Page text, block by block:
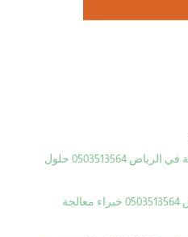
أفضل خدمات معالجة الخرسانة في الرياض 0503513564 حلول
شركة هبوط الاساسات بالرياض 0503513564 خبراء معالجة